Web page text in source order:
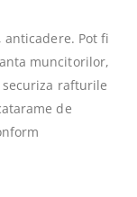
Pot fi
muncitorilor,
rafturile
de